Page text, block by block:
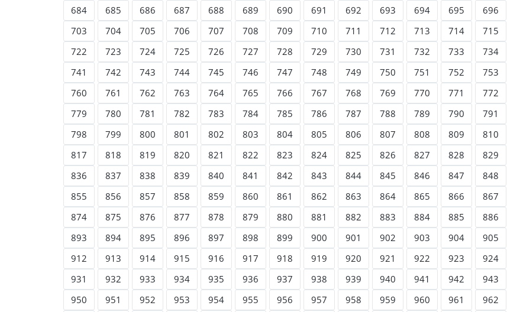
684
685 686 687 688 689 690 691 692 693 694 695 696
703
704 705 706 707 708 709 710 711 712 713 714 715
722
723 724 725 726 727 728 729 730 731 732 733 734
741
742 743 744 745 746 747 748 749 750 751 752 753
760
761 762 763 764 765 766 767 768 769 770 771 772
779
780 781 782 783 784 785 786 787 788 789 790 791
798
799 800 801 802 803 804 805 806 807 808 809 810
817
818 819 820 821 822 823 824 825 826 827 828 829
836
837 838 839 840 841 842 843 844 845 846 847 848
855
856 857 858 859 860 861 862 863 864 865 866 867
874
875 876 877 878 879 880 881 882 883 884 885 886
893
894 895 896 897 898 899 900 901 902 903 904 905
912
913 914 915 916 917 918 919 920 921 922 923 924
931
932 933 934 935 936 937 938 939 940 941 942 943
950
951 952 953 954 955 956 957 958 959 960 961 962